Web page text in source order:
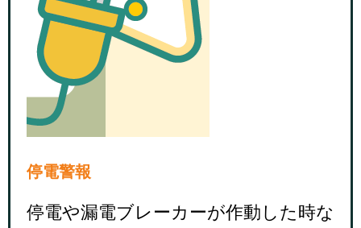
停電警報
停電や漏電ブレーカーが作動した時な